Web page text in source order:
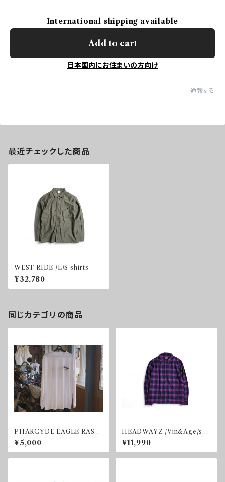
International shipping available
Add to cart
日本国内にお住まいの方向け
通報する
最近チェックした商品
WEST RIDE /L/S shirts
¥32,780
同じカテゴリの商品
PHARCYDE EAGLE RASH
GUARD
¥5,000
HEADWAYZ /Vin&Age/shi
rt
¥11,990